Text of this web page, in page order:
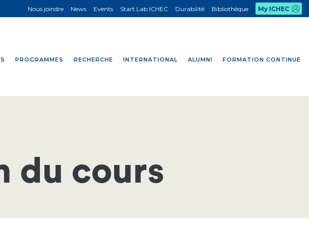
PROGRAMMES RECHERCHE INTERNATIONAL ALUMNI FORMATION CONTINUE
Nous joindre News Events Start Lab ICHEC Durabilité Bibliothèque My ICHEC
du cours